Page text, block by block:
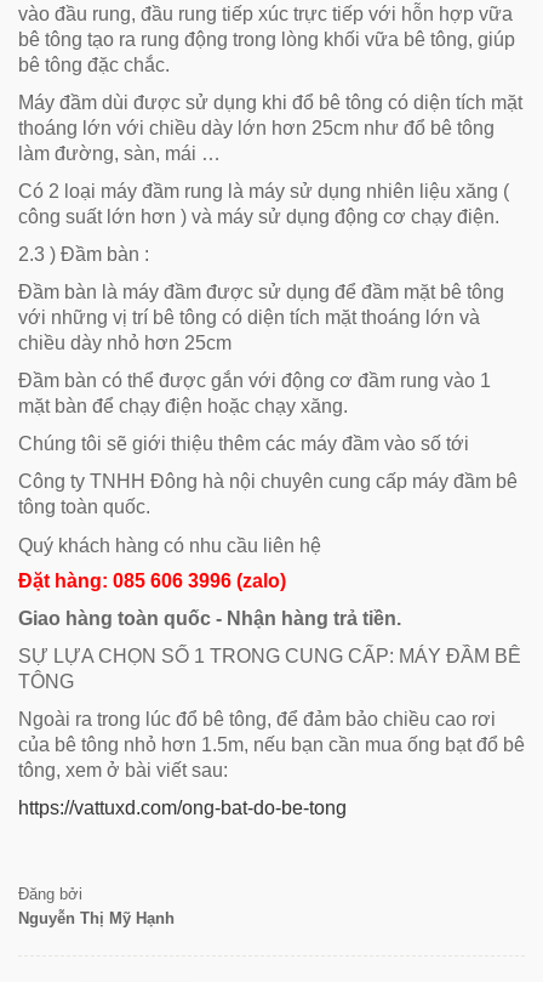
vào đầu rung, đầu rung tiếp xúc trực tiếp với hỗn hợp vữa
bê tông tạo ra rung động trong lòng khối vữa bê tông, giúp
bê tông đặc chắc.
Máy đầm dùi được sử dụng khi đổ bê tông có diện tích mặt
thoáng lớn với chiều dày lớn hơn 25cm như đổ bê tông
làm đường, sàn, mái …
Có 2 loại máy đầm rung là máy sử dụng nhiên liệu xăng (
công suất lớn hơn ) và máy sử dụng động cơ chạy điện.
2.3 ) Đầm bàn :
Đầm bàn là máy đầm được sử dụng để đầm mặt bê tông
với những vị trí bê tông có diện tích mặt thoáng lớn và
chiều dày nhỏ hơn 25cm
Đầm bàn có thể được gắn với động cơ đầm rung vào 1
mặt bàn để chạy điện hoặc chạy xăng.
Chúng tôi sẽ giới thiệu thêm các máy đầm vào số tới
Công ty TNHH Đông hà nội chuyên cung cấp máy đầm bê
tông toàn quốc.
Quý khách hàng có nhu cầu liên hệ
Đặt hàng: 085 606 3996 (zalo)
Giao hàng toàn quốc - Nhận hàng trả tiền.
SỰ LỰA CHỌN SỐ 1 TRONG CUNG CẤP: MÁY ĐẦM BÊ
TÔNG
Ngoài ra trong lúc đổ bê tông, để đảm bảo chiều cao rơi
của bê tông nhỏ hơn 1.5m, nếu bạn cần mua ống bạt đổ bê
tông, xem ở bài viết sau:
https://vattuxd.com/ong-bat-do-be-tong
Đăng bởi
Nguyễn Thị Mỹ Hạnh